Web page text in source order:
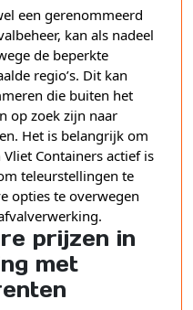
een gerenommeerd
kan als nadeel
de beperkte
regio’s. Dit kan
die buiten het
op zoek zijn naar
Het is belangrijk om
Containers actief is
teleurstellingen te
opties te overwegen
prijzen in
met